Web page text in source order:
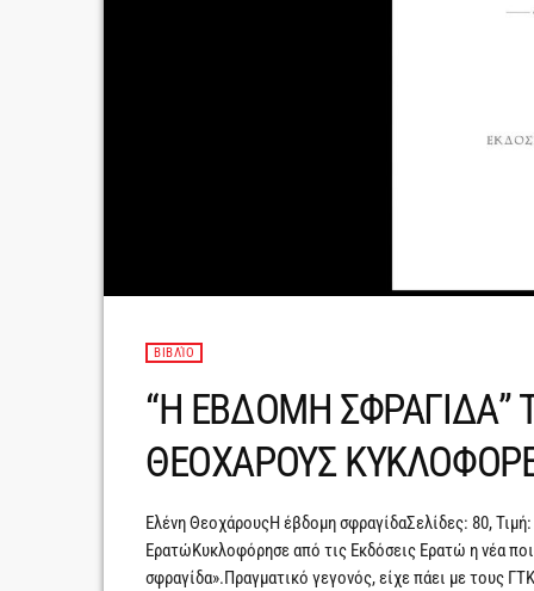
ΒΙΒΛΊΟ
“Η ΕΒΔΟΜΗ ΣΦΡΑΓΙΔΑ”
ΘΕΟΧΑΡΟΥΣ
Ελένη ΘεοχάρουςΗ έβδομη σφραγίδαΣελίδες: 80,
ΕρατώΚυκλοφόρησε από τις Εκδόσεις Ερατώ η νέα
σφραγίδα».Πραγματικό γεγονός, είχε πάει με τους